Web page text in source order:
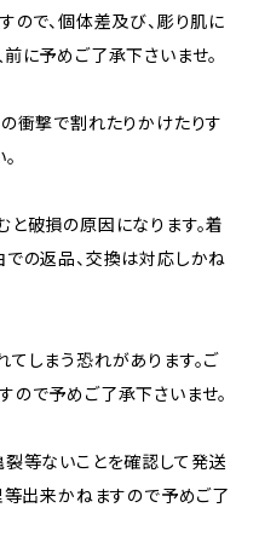
ので、個体差及び、彫り肌に
に予めご了承下さいませ。
衝撃で割れたりかけたりす
破損の原因になります。着
での返品、交換は対応しかね
しまう恐れがあります。ご
で予めご了承下さいませ。
裂等ないことを確認して発送
等出来かねますので予めご了